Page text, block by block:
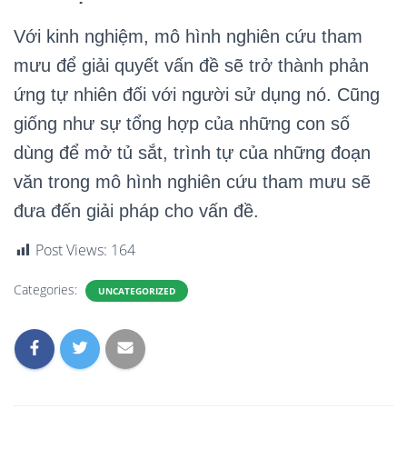
Với kinh nghiệm, mô hình nghiên cứu tham
mưu để giải quyết vấn đề sẽ trở thành phản
ứng tự nhiên đối với người sử dụng nó. Cũng
giống như sự tổng hợp của những con số
dùng để mở tủ sắt, trình tự của những đoạn
văn trong mô hình nghiên cứu tham mưu sẽ
đưa đến giải pháp cho vấn đề.
Post Views: 164
Categories: UNCATEGORIZED